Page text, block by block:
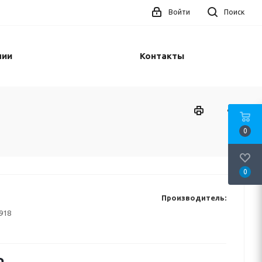
Поиск
Войти
Контакты
Производитель:
0
0